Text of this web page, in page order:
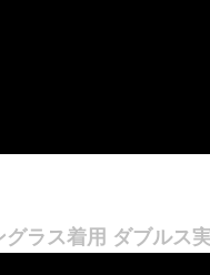
ラス着用 ダブルス実